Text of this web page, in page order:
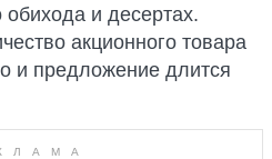
обихода и десертах.
акционного товара
и предложение длится